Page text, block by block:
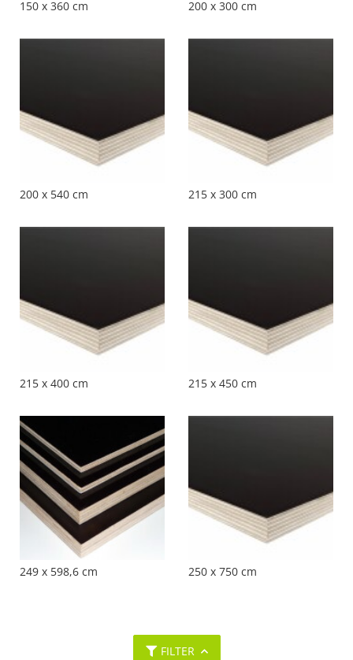
150 x 360 cm 200 x 300 cm
200 x 540 cm 215 x 300 cm
215 x 400 cm 215 x 450 cm
249 x 598,6 cm 250 x 750 cm
FILTER